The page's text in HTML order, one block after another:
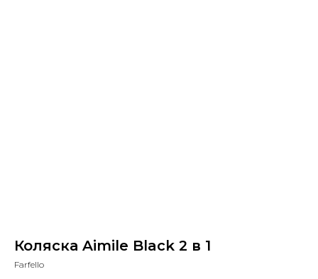
Коляска Aimile Black 2 в 1
Farfello